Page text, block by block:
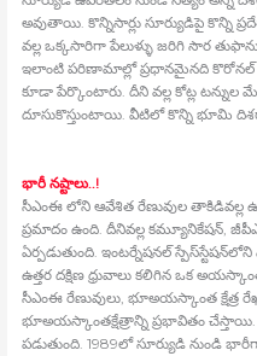
అవుతాయి. కొన్నిసార్లు సూర్యుడిపై కొన్ని
వల్ల ఒక్కసారిగా పేలుళ్ళు జరిగి సౌర
ఇలాంటి పరిణామాల్లో ప్రధానమైనది కొరోనల్‍
కూడా పేర్కొంటారు. దీని వల్ల కోట్ల టన్నుల
దూసుకొస్తుంటాయి. వీటిలో కొన్ని భూమి
భారీ నష్టాలు..!
సీఎంఈ లోని ఆవేశిత రేణువుల తాకిడివల్ల
ప్రమాదం ఉంది. దీనివల్ల కమ్యూనికేషన్‍,
ఏర్పడుతుంది. ఇంటర్నేషనల్‍
ఉత్తర దక్షిణ ధ్రువాలు కలిగిన ఒక
సీఎంఈ రేణువులు, భూఅయస్కాంత
భూఅయస్కాంతక్షేత్రాన్ని ప్రభావితం చేస్తాయి.
పడుతుంది. 1989లో సూర్యుడి నుండి